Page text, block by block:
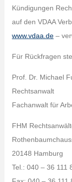
Kündigungen
auf den VDAA
www.vdaa.de–
Für Rückfragen
Prof. Dr. Michael
Rechtsanwalt
Fachanwalt für
FHM
20148 Hamburg
Tel.: 040 – 36 111